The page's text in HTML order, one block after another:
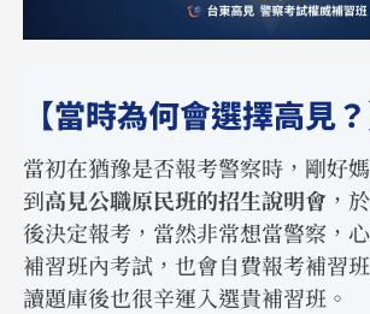
【當時為何會選擇高見？
當初在猶豫是否報考警察時，剛好
到高見公職原民班的招生說明會，
後決定報考，當然非常想當警察，
補習班內考試，也會自費報考補習
讀題庫後也很辛運入選貴補習班。